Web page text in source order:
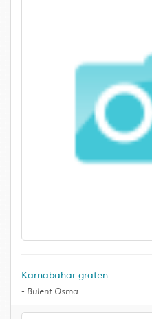
Karnabahar graten
- Bülent Osma